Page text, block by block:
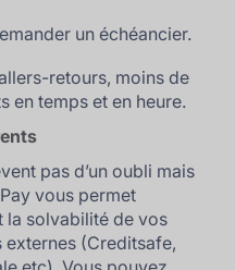
un échéancier.
retours, moins de
en temps et en heure.
pas d’un oubli mais
vous permet
la solvabilité de vos
(Creditsafe,